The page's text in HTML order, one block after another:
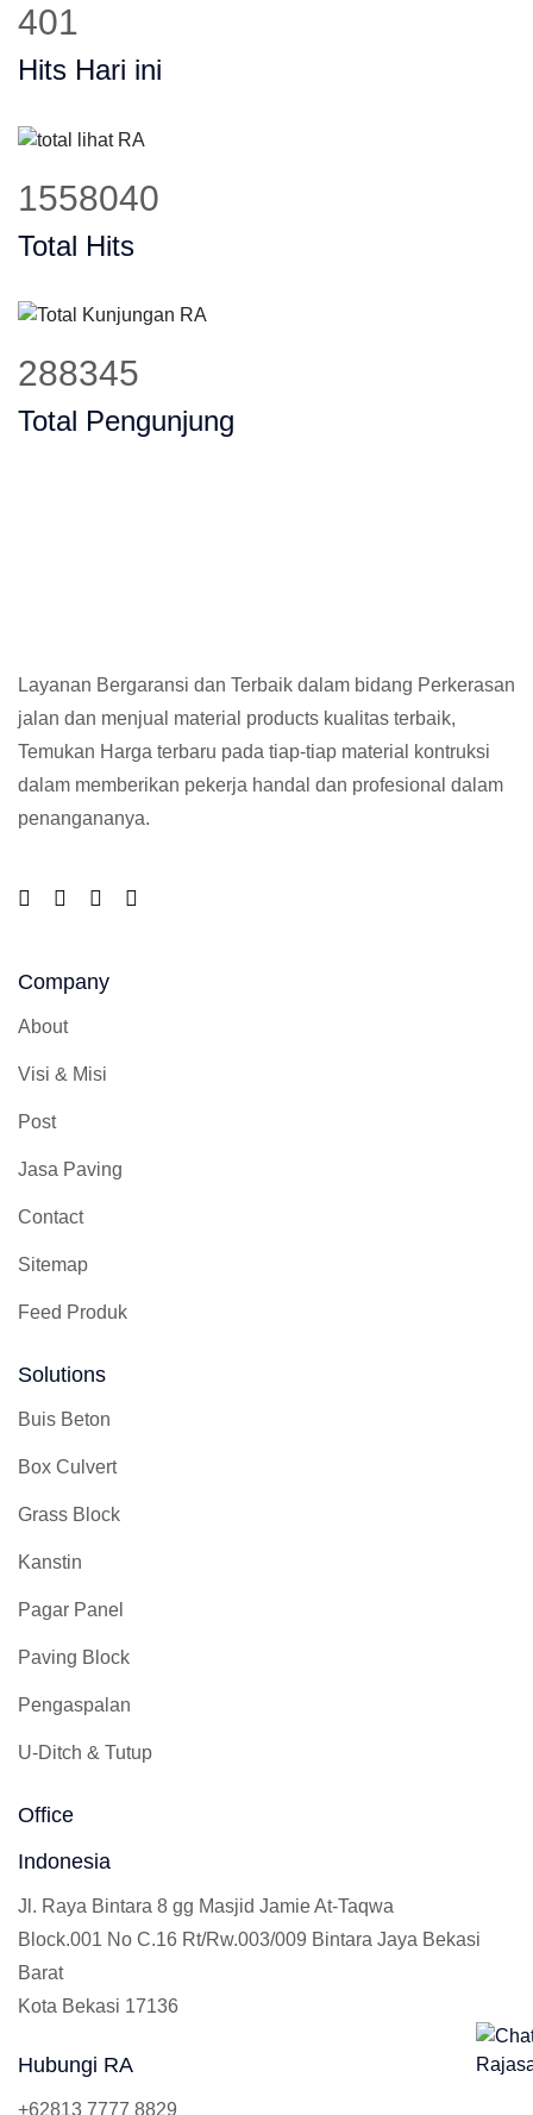
498
Hits Hari ini
1938764
Total Hits
358805
Total Pengunjung
Layanan Bergaransi dan Terbaik dalam bidang Perkerasan
jalan dan menjual material products kualitas terbaik,
Temukan Harga terbaru pada tiap-tiap material kontruksi
dalam memberikan pekerja handal dan profesional dalam
penangananya.
Company
About
Visi & Misi
Post
Jasa Paving
Contact
Sitemap
Feed Produk
Solutions
Buis Beton
Box Culvert
Grass Block
Kanstin
Pagar Panel
Paving Block
Pengaspalan
U-Ditch & Tutup
Office
Indonesia
Jl. Raya Bintara 8 gg Masjid Jamie At-Taqwa
Block.001 No C.16 Rt/Rw.003/009 Bintara Jaya Bekasi
Barat
Kota Bekasi 17136
Hubungi RA
+62813 7777 8829